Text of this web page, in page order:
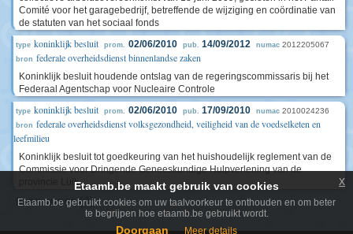
Comité voor het garagebedrijf, betreffende de wijziging en coördinatie van
de statuten van het sociaal fonds
type koninklijk besluit prom. 02/06/2010 pub. 14/09/2012 numac 2012205067
bron federale overheidsdienst binnenlandse zaken
Koninklijk besluit houdende ontslag van de regeringscommissaris bij het
Federaal Agentschap voor Nucleaire Controle
type koninklijk besluit prom. 02/06/2010 pub. 17/09/2010 numac 2010024236
bron federale overheidsdienst volksgezondheid, veiligheid van de voedselketen en
leefmilieu
Koninklijk besluit tot goedkeuring van het huishoudelijk reglement van de
Commissie voor Dringende Geneeskundige Hulpverlening van de
provincie Luik
toon meer (4)
Etaamb.be maakt gebruik van cookies
Etaamb.be gebruikt cookies om uw taalvoorkeur te onthouden en om beter
te begrijpen hoe etaamb.be gebruikt wordt.
Doorgaan Meer details
x